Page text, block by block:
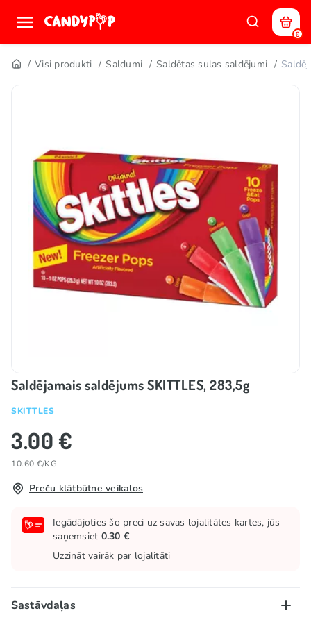
0
Visi produkti Saldumi Saldētas sulas saldējumi
Saldējamais saldējums SKITTLES, 283,5g
SKITTLES
3.00 €
10.60 €/KG
Preču klātbūtne veikalos
Iegādājoties šo preci uz savas lojalitātes kartes, jūs
saņemsiet 0.30 €
Uzzināt vairāk par lojalitāti
Sastāvdaļas